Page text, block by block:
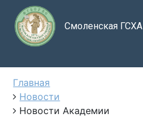
Смоленская ГСХА
Главная
Новости
Новости Академии